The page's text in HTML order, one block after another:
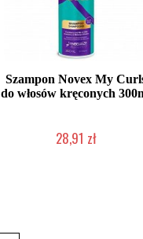
Szampon Novex My
do włosów kręconych
28,91 zł